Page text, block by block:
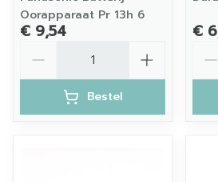
Oorapparaat Pr 13h 6
€ 9,54
Bestel
€